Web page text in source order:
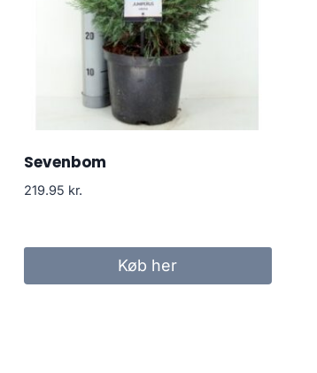
Sevenbom
219.95 kr.
Køb her